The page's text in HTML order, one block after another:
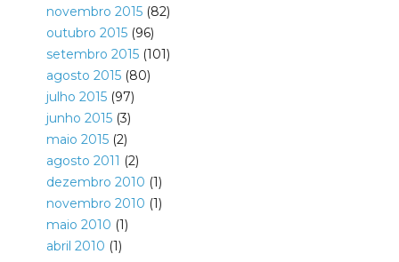
novembro 2015(82)
outubro 2015(96)
setembro 2015(101)
agosto 2015(80)
julho 2015(97)
junho 2015(3)
maio 2015(2)
agosto 2011 (2)
dezembro 2010 (1)
novembro 2010 (1)
maio 2010 (1)
abril 2010 (1)